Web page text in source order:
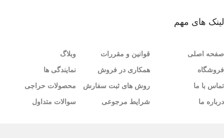
لینک های مهم
صفحه اصلی
فروشگاه
تماس با ما
درباره ما
قوانین و مقررات
همکاری در فروش
روش های ثبت سفارش
شرایط مرجوعی
وبلاگ
نمایندگی ها
محصولات حراجی
سوالات متداول